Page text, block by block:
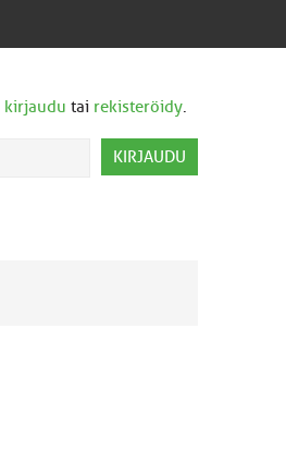
kirjaudu tai rekisteröidy.